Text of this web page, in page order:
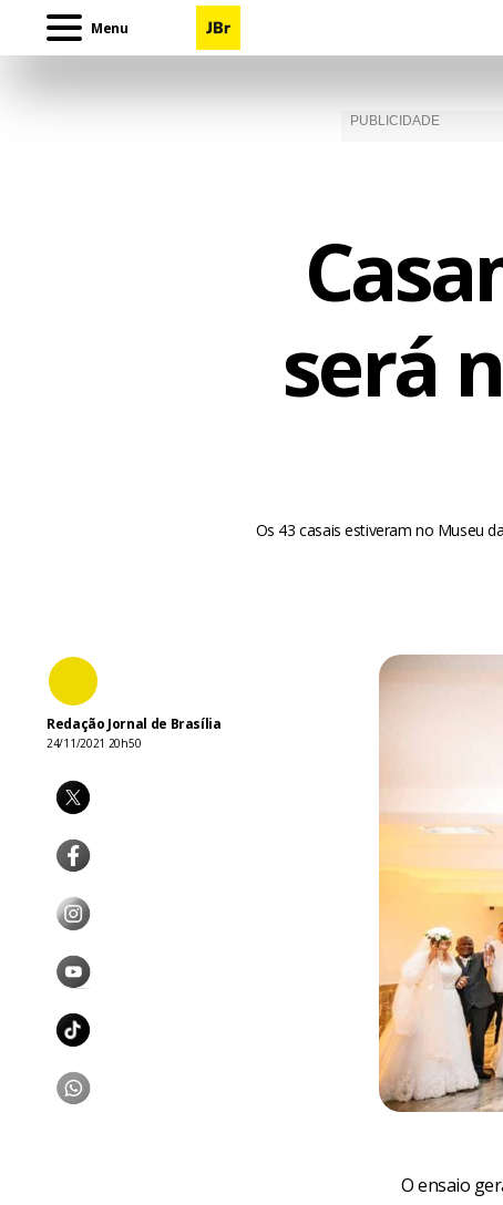
Menu
será
Os 43 casais estiveram no Museu
Redação Jornal de Brasília
24/11/2021 20h50
O ensaio